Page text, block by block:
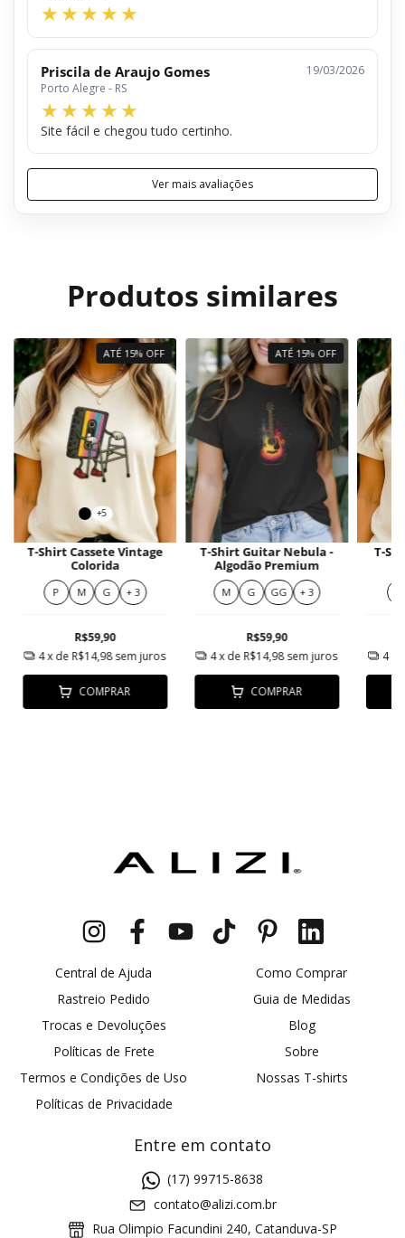
Priscila de Araujo Gomes
Porto Alegre - RS
19/03/2026
Site fácil e chegou tudo certinho.
Ver mais avaliações
Produtos similares
ATÉ 15% OFF
+5
T-Shirt Cassete Vintage
Colorida
P M G + 3
R$59,90
4x de R$14,98 sem juros
COMPRAR
ATÉ 15% OFF
T-Shirt Guitar Nebula -
Algodão Premium
M G GG + 3
R$59,90
4x de R$14,98sem juros
COMPRAR
T-
4
Central de Ajuda
Rastreio Pedido
Trocas e Devoluções
Políticas de Frete
Termos e Condições de Uso
Políticas de Privacidade
Como Comprar
Guia de Medidas
Blog
Sobre
Nossas T-shirts
Entre em contato
(17) 99715-8638
contato@alizi.com.br
Rua Olimpio Facundini 240, Catanduva-SP